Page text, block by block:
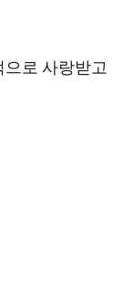
로 사랑받고